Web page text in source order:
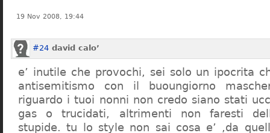
19 Nov 2008, 19:44
#24 david calo’
e’ inutile che provochi, sei solo un ipocrita
antisemitismo con il buoungiorno
riguardo i tuoi nonni non credo siano stati
gas o trucidati, altrimenti non faresti
stupide. tu lo style non sai cosa e’ ,da